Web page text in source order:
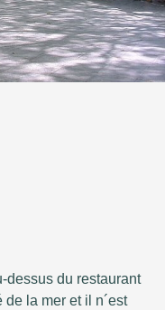
dessus du restaurant
la mer et il n´est